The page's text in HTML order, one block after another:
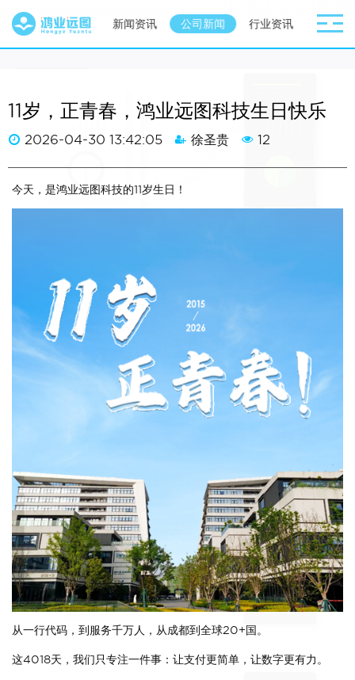
网站首页 新闻资讯 公司新闻 行业资讯
11岁，正青春，鸿业远图科技生日快乐
2026-04-30 13:42:05 徐圣贵 12
今天，是鸿业远图科技的11岁生日！
从一行代码，到服务千万人，从成都到全球20+国。
这4018天，我们只专注一件事：让支付更简单，让数字更有力。